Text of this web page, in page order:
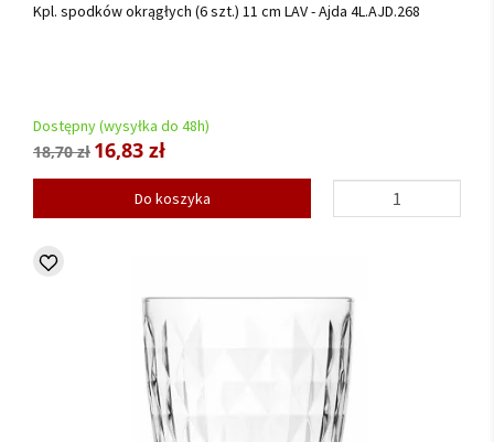
Kpl. spodków okrągłych (6 szt.) 11 cm LAV - Ajda 4L.AJD.268
Dostępny (wysyłka do 48h)
18,70 zł 16,83 zł
Do koszyka